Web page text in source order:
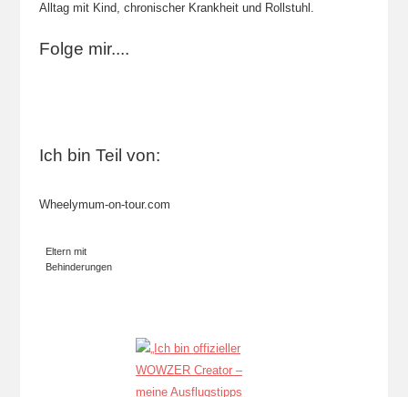
Alltag mit Kind, chronischer Krankheit und Rollstuhl.
Folge mir....
Ich bin Teil von:
Wheelymum-on-tour.com
Eltern mit
Behinderungen